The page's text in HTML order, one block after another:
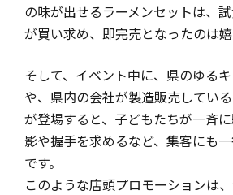
の味が出せるラーメンセットは、
が買い求め、即完売となったのは嬉
そして、イベント中に、県のゆるキ
や、県内の会社が製造販売してい
が登場すると、子どもたちが一斉
影や握手を求めるなど、集客にも
です。
このような店頭プロモーションは